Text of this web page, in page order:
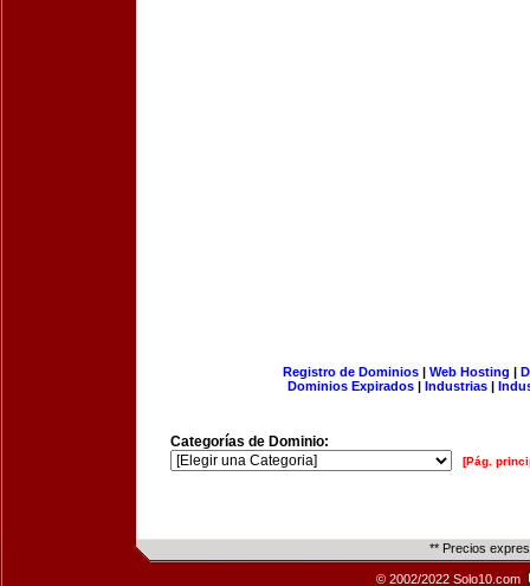
Registro de Dominios| Web Hosting |
Dominios Expirados | Industrias |
Categorías de Dominio:
[Pág.
** Precios
© 2002/2022 Solo10.com